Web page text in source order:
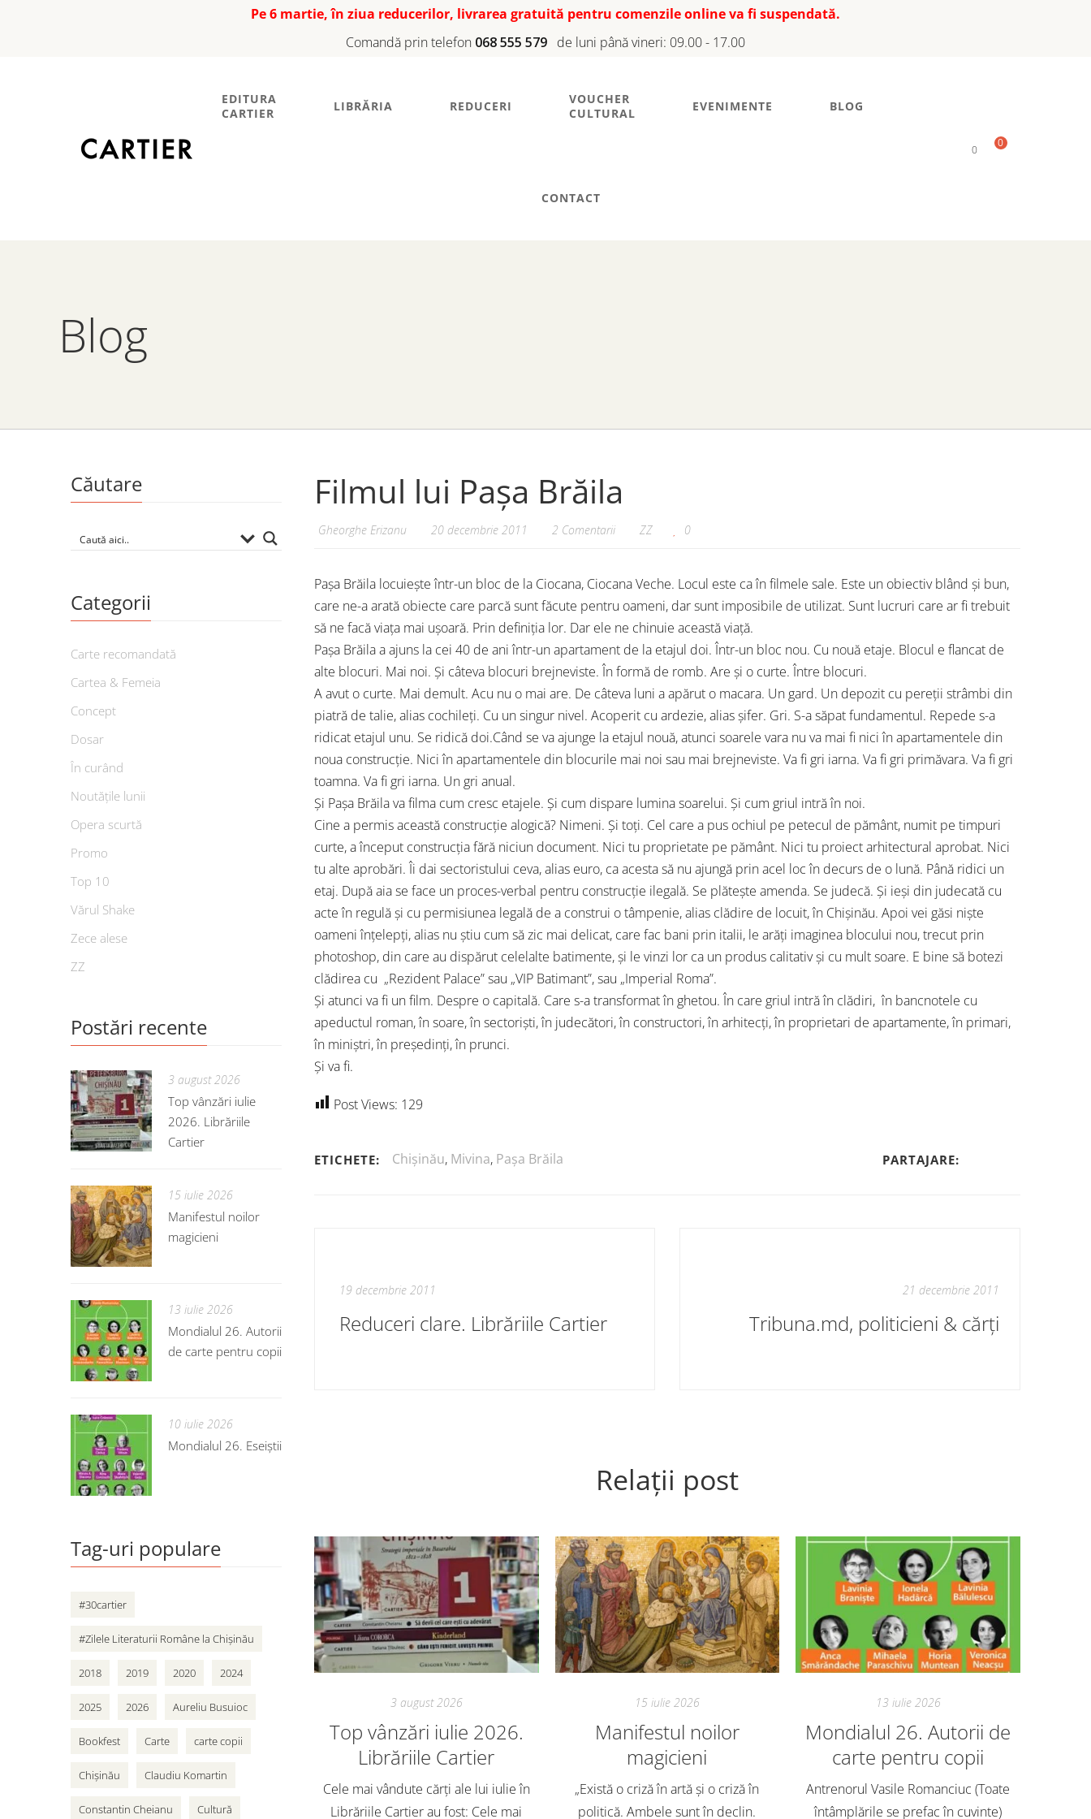
Pe 6 martie, în ziua reducerilor, livrarea gratuită pentru comenzile online va fi suspendată.
Comandă prin telefon 068 555 579 de luni până vineri: 09.00 - 17.00
EDITURA
CARTIER
LIBRĂRIA REDUCERI
VOUCHER
CULTURAL
EVENIMENTE BLOG
CONTACT
0
0
Blog
Filmul lui Pașa Brăila
Gheorghe Erizanu 20 decembrie 2011 2 Comentarii ZZ 0
Pașa Brăila locuiește într-un bloc de la Ciocana, Ciocana Veche. Locul este ca în filmele sale. Este un obiectiv blând și bun,
care ne-a arată obiecte care parcă sunt făcute pentru oameni, dar sunt imposibile de utilizat. Sunt lucruri care ar fi trebuit
să ne facă viața mai ușoară. Prin definiția lor. Dar ele ne chinuie această viață.
Pașa Brăila a ajuns la cei 40 de ani într-un apartament de la etajul doi. Într-un bloc nou. Cu nouă etaje. Blocul e flancat de
alte blocuri. Mai noi. Și câteva blocuri brejneviste. În formă de romb. Are și o curte. Între blocuri.
A avut o curte. Mai demult. Acu nu o mai are. De câteva luni a apărut o macara. Un gard. Un depozit cu pereții strâmbi din
piatră de talie, alias cochileți. Cu un singur nivel. Acoperit cu ardezie, alias șifer. Gri. S-a săpat fundamentul. Repede s-a
ridicat etajul unu. Se ridică doi.Când se va ajunge la etajul nouă, atunci soarele vara nu va mai fi nici în apartamentele din
noua construcție. Nici în apartamentele din blocurile mai noi sau mai brejneviste. Va fi gri iarna. Va fi gri primăvara. Va fi gri
toamna. Va fi gri iarna. Un gri anual.
Și Pașa Brăila va filma cum cresc etajele. Și cum dispare lumina soarelui. Și cum griul intră în noi.
Cine a permis această construcție alogică? Nimeni. Și toți. Cel care a pus ochiul pe petecul de pământ, numit pe timpuri
curte, a început construcția fără niciun document. Nici tu proprietate pe pământ. Nici tu proiect arhitectural aprobat. Nici
tu alte aprobări. Îi dai sectoristului ceva, alias euro, ca acesta să nu ajungă prin acel loc în decurs de o lună. Până ridici un
etaj. După aia se face un proces-verbal pentru construcție ilegală. Se plătește amenda. Se judecă. Și ieși din judecată cu
acte în regulă și cu permisiunea legală de a construi o tâmpenie, alias clădire de locuit, în Chișinău. Apoi vei găsi niște
oameni înțelepți, alias nu știu cum să zic mai delicat, care fac bani prin italii, le arăți imaginea blocului nou, trecut prin
photoshop, din care au dispărut celelalte batimente, și le vinzi lor ca un produs calitativ și cu mult soare. E bine să botezi
clădirea cu „Rezident Palace” sau „VIP Batimant”, sau „Imperial Roma”.
Și atunci va fi un film. Despre o capitală. Care s-a transformat în ghetou. În care griul intră în clădiri, în bancnotele cu
apeductul roman, în soare, în sectoriști, în judecători, în constructori, în arhitecți, în proprietari de apartamente, în primari,
în miniștri, în președinți, în prunci.
Și va fi.
Post Views: 129
ETICHETE: Chișinău, Mivina, Pașa Brăila PARTAJARE:
19 decembrie 2011
Reduceri clare. Librăriile Cartier
21 decembrie 2011
Tribuna.md, politicieni & cărți
Relații post
3 august 2026
Top vânzări iulie 2026.
Librăriile Cartier
Cele mai vândute cărți ale lui iulie în
Librăriile Cartier au fost: Cele mai
15 iulie 2026
Manifestul noilor
magicieni
„Există o criză în artă și o criză în
politică. Ambele sunt în declin.
13 iulie 2026
Mondialul 26. Autorii de
carte pentru copii
Antrenorul Vasile Romanciuc (Toate
întâmplările se prefac în cuvinte)
Căutare
Categorii
Carte recomandată
Cartea & Femeia
Concept
Dosar
În curând
Noutățile lunii
Opera scurtă
Promo
Top 10
Vărul Shake
Zece alese
ZZ
Postări recente
3 august 2026
Top vânzări iulie
2026. Librăriile
Cartier
15 iulie 2026
Manifestul noilor
magicieni
13 iulie 2026
Mondialul 26. Autorii
de carte pentru copii
10 iulie 2026
Mondialul 26. Eseiștii
Tag-uri populare
#30cartier
#Zilele Literaturii Române la Chișinău
2018 2019 2020 2024
2025 2026 Aureliu Busuioc
Bookfest Carte carte copii
Chișinău Claudiu Komartin
Constantin Cheianu Cultură